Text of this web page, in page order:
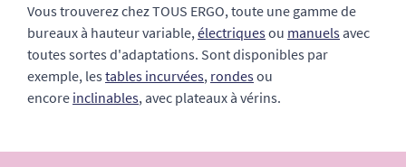
Vous trouverez chez TOUS ERGO, toute une gamme de
bureaux à hauteur variable,électriquesou manuels avec
toutes sortes d'adaptations. Sont disponibles par
exemple, les tables incurvées, rondesou
encore inclinables, avec plateaux à vérins.